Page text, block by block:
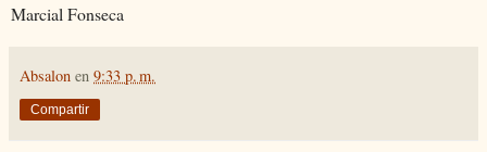
Marcial Fonseca
Absalon en 9:33 p. m.
Compartir